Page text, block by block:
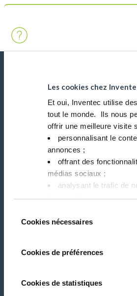
Les cookies chez
Et oui, Inventec utilise
tout le monde. ​ Ils nous
offrir une meilleure visite
personnalisant le
annonces ;​
offrant des
médias sociaux ; ​
analysant le trafic de
des cookies.​
refuser ou de les
panique, vous pourrez
tout moment vos choix
les cookies.​ ​ ​
duCookies nécessaires
Cookies de préférences
Cookies de statistiques
Main Navigation
与我们的时事通讯保持联系！
在社交媒体上关注我们